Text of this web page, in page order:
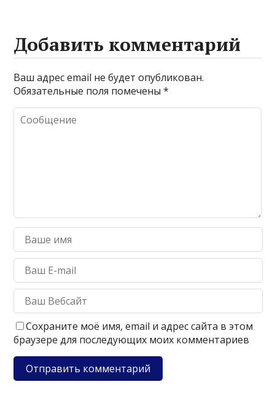
Добавить комментарий
Ваш адрес email не будет опубликован.
Обязательные поля помечены*
Сохраните моё имя, email и адрес сайта в этом
браузере для последующих моих комментариев